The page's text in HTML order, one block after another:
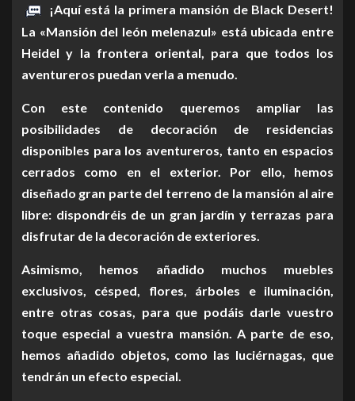
¡Aquí está la primera mansión de Black Desert!
La «Mansión del león melenazul» está ubicada entre
Heidel y la frontera oriental, para que todos los
aventureros puedan verla a menudo.
Con este contenido queremos ampliar las
posibilidades de decoración de residencias
disponibles para los aventureros, tanto en espacios
cerrados como en el exterior. Por ello, hemos
diseñado gran parte del terreno de la mansión al aire
libre: dispondréis de un gran jardín y terrazas para
disfrutar de la decoración de exteriores.
Asimismo, hemos añadido muchos muebles
exclusivos, césped, flores, árboles e iluminación,
entre otras cosas, para que podáis darle vuestro
toque especial a vuestra mansión. A parte de eso,
hemos añadido objetos, como las luciérnagas, que
tendrán un efecto especial.